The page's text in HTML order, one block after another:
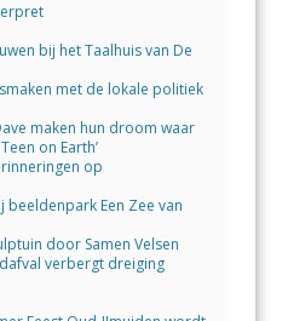
bij het Taalhuis van De
met de lokale politiek
maken hun droom waar
on Earth’
op
beeldenpark Een Zee van
door Samen Velsen
verbergt dreiging